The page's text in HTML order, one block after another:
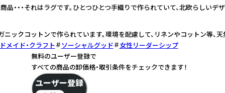
・・・それはラグです。ひとつひとつ手織りで作られていて、北欧らしいデ
ックコットンで作られています。環境を配慮して、リネンやコットン等、
メイド・クラフト
ソーシャルグッド
女性リーダーシップ
無料のユーザー登録で
すべての商品の卸価格・取引条件をチェックできます！
ユーザー登録